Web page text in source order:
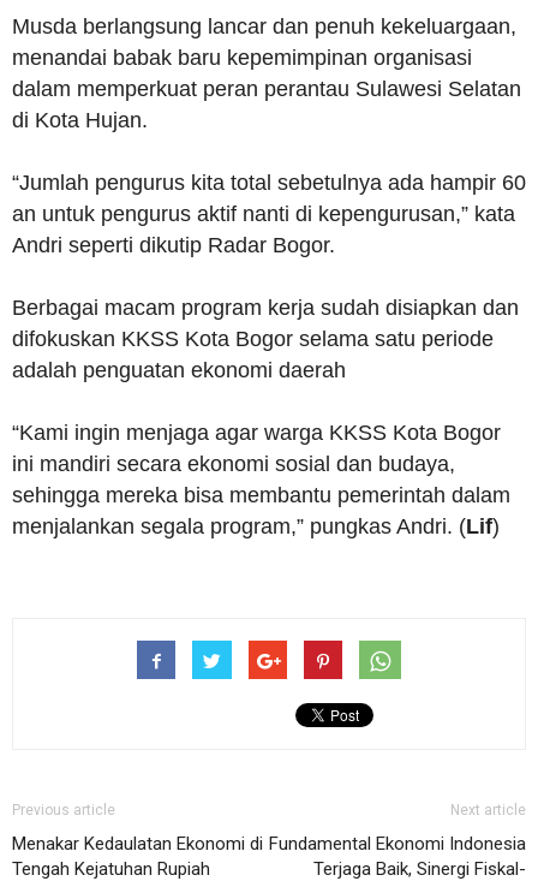
Musda berlangsung lancar dan penuh kekeluargaan,
menandai babak baru kepemimpinan organisasi
dalam memperkuat peran perantau Sulawesi Selatan
di Kota Hujan.
“Jumlah pengurus kita total sebetulnya ada hampir 60
an untuk pengurus aktif nanti di kepengurusan,” kata
Andri seperti dikutip Radar Bogor.
Berbagai macam program kerja sudah disiapkan dan
difokuskan KKSS Kota Bogor selama satu periode
adalah penguatan ekonomi daerah
“Kami ingin menjaga agar warga KKSS Kota Bogor
ini mandiri secara ekonomi sosial dan budaya,
sehingga mereka bisa membantu pemerintah dalam
menjalankan segala program,” pungkas Andri. (Lif)
Previous article
Menakar Kedaulatan Ekonomi di
Tengah Kejatuhan Rupiah
Next article
Fundamental Ekonomi Indonesia
Terjaga Baik, Sinergi Fiskal-